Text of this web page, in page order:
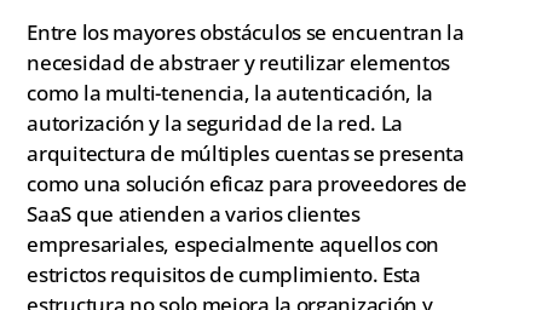
Entre los mayores obstáculos se encuentran la
necesidad de abstraer y reutilizar elementos
como la multi-tenencia, la autenticación, la
autorización y la seguridad de la red. La
arquitectura de múltiples cuentas se presenta
como una solución eficaz para proveedores de
SaaS que atienden a varios clientes
empresariales, especialmente aquellos con
estrictos requisitos de cumplimiento. Esta